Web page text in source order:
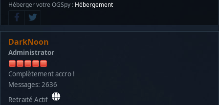
Héberger votre OGSpy : Hébergement
DarkNoon
Administrator
Complètement accro !
Messages: 2636
Retraité Actif